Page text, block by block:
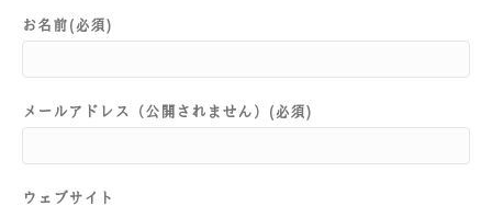
お名前(必須)
メールアドレス（公開されません）(必須)
ウェブサイト